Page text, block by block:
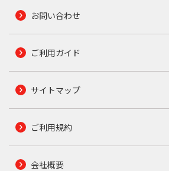
お問い合わせ
ご利用ガイド
サイトマップ
ご利用規約
会社概要